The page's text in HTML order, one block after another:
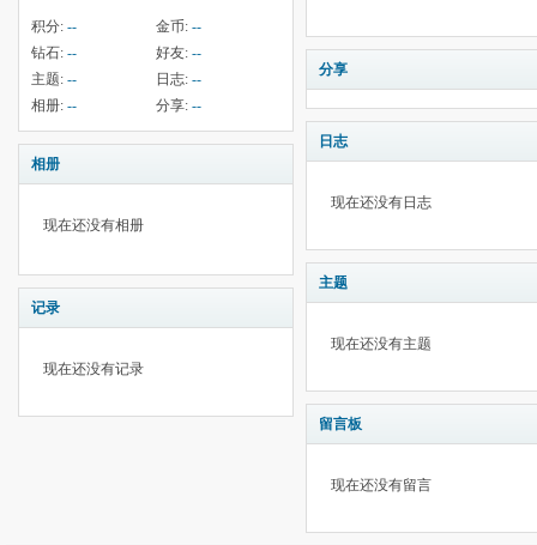
积分: -- 金币: --
钻石: -- 好友: --
主题: -- 日志: --
相册: -- 分享: --
相册
现在还没有相册
记录
现在还没有记录
分享
日志
现在还没有日志
主题
现在还没有主题
留言板
现在还没有留言